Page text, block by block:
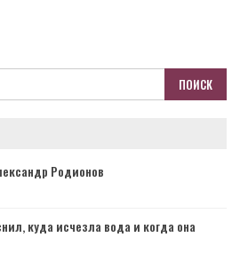
Родионов
куда исчезла вода и когда она